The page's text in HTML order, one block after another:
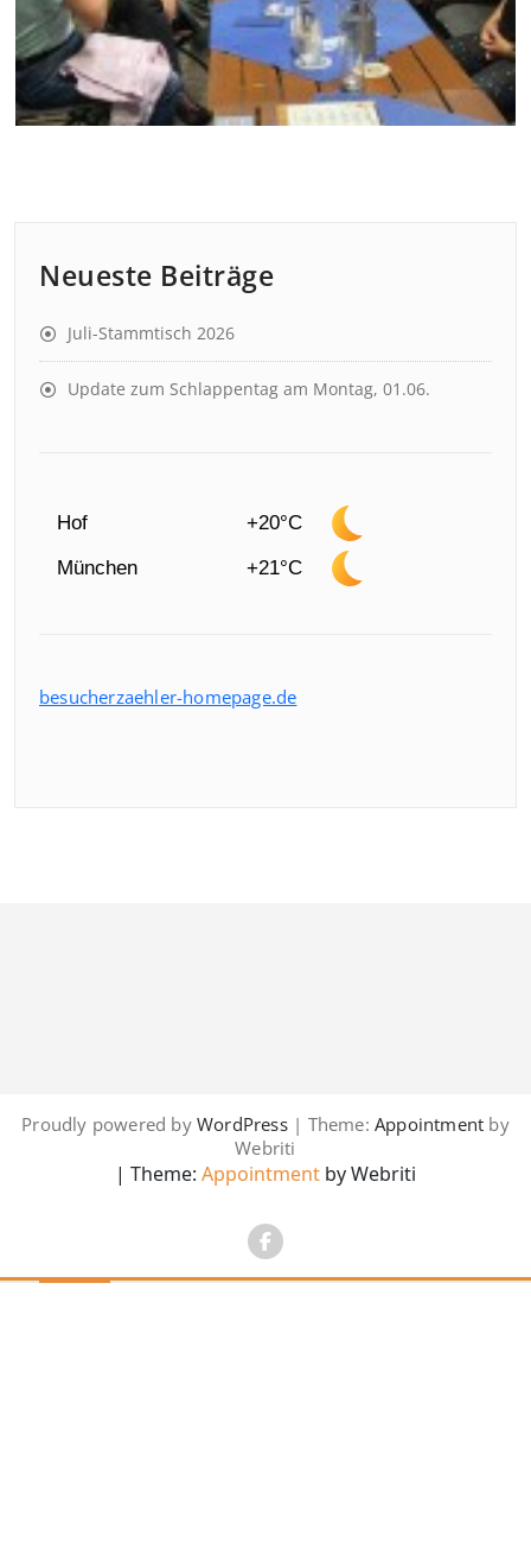
Neueste Beiträge
Juli-Stammtisch 2026
Update zum Schlappentag am Montag, 01.06.
Hof
+20°C
München
+21°C
besucherzaehler-homepage.de
Proudly powered byWordPress| Theme: Appointment by
Webriti
| Theme: Appointment by Webriti